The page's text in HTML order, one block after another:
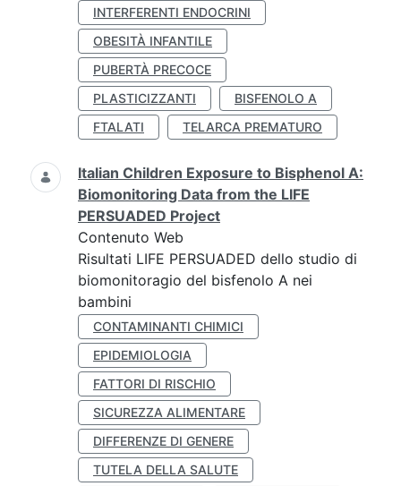
INTERFERENTI ENDOCRINI
OBESITÀ INFANTILE
PUBERTÀ PRECOCE
PLASTICIZZANTI
BISFENOLO A
FTALATI
TELARCA PREMATURO
Italian Children Exposure to Bisphenol A:
Biomonitoring Data from the LIFE
PERSUADED Project
Contenuto Web
Risultati LIFE PERSUADED dello studio di
biomonitoragio del bisfenolo A nei
bambini
CONTAMINANTI CHIMICI
EPIDEMIOLOGIA
FATTORI DI RISCHIO
SICUREZZA ALIMENTARE
DIFFERENZE DI GENERE
TUTELA DELLA SALUTE